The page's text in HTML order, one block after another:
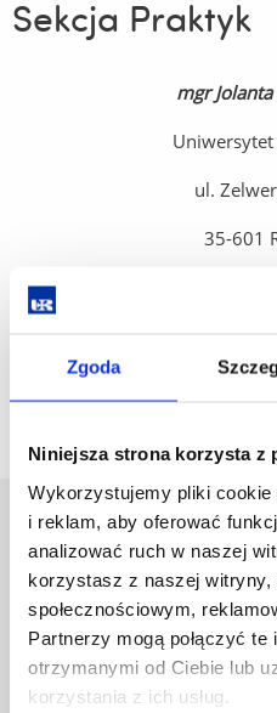
Zgoda
Niniejsza strona korzysta z
Wykorzystujemy pliki
i reklam, aby oferować
analizować ruch w naszej
korzystasz z naszej witryny,
społecznościowym,
Partnerzy mogą połączyć
otrzymanymi od Ciebie lub
korzystania z ich usług.
Sekcja Praktyk
mgr
Uniwersytet
ul.
35-601
Uniwersytet
Al. Tadeusza Rejtana
35-959 Rzeszów
Pomiń
nawigację
Polityka prywatności
Mapa serwisu
Biblioteka